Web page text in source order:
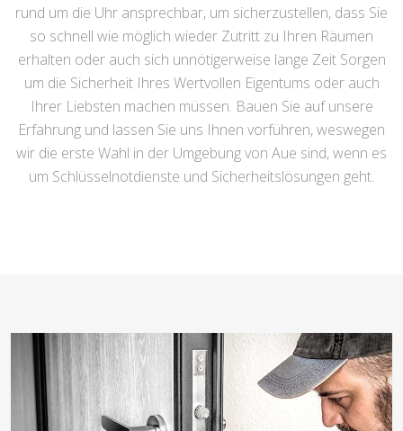
rund um die Uhr ansprechbar, um sicherzustellen, dass Sie
so schnell wie möglich wieder Zutritt zu Ihren Räumen
erhalten oder auch sich unnötigerweise lange Zeit Sorgen
um die Sicherheit Ihres Wertvollen Eigentums oder auch
Ihrer Liebsten machen müssen. Bauen Sie auf unsere
Erfahrung und lassen Sie uns Ihnen vorführen, weswegen
wir die erste Wahl in der Umgebung von Aue sind, wenn es
um Schlüsselnotdienste und Sicherheitslösungen geht.